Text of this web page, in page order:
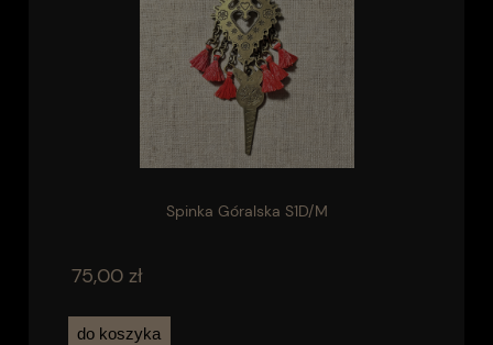
Spinka Góralska S1D/M
75,00 zł
do koszyka